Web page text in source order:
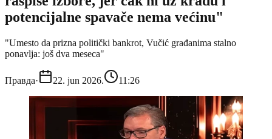
potencijalne spavače nema većinu"
"Umesto da prizna politički bankrot, Vučić građanima stalno
ponavlja: još dva meseca"
Правда· 22. jun 2026. 11:26